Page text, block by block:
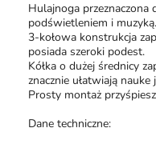
Hulajnoga przeznaczona
podświetleniem i muzyką.
3-kołowa konstrukcja
posiada szeroki podest.
Kółka o dużej średnicy
znacznie ułatwiają nauke
Prosty montaż
Dane techniczne: